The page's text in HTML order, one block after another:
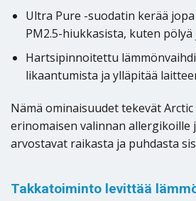
Ultra Pure -suodatin kerää
PM2.5-hiukkasista, kuten pölyä
Hartsipinnoitettu
likaantumista ja ylläpitää
Nämä ominaisuudet tekevät
erinomaisen valinnan allergikoille
arvostavat raikasta ja puhdasta
Takkatoiminto levittää